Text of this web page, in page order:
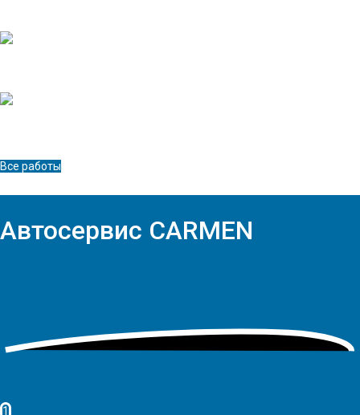
Все работы
Автосервис CARMEN
1